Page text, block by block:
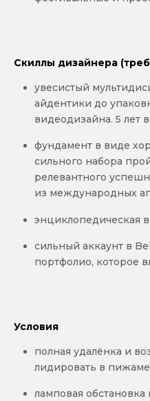
Скиллы дизайнера
увесистый
айдентики до
видеодизайна. 5 лет
фундамент в виде
сильного набора
релевантного
из международных
энциклопедическая
сильный аккаунт в
портфолио, которое
Условия
полная удалёнка и
лидировать в
ламповая